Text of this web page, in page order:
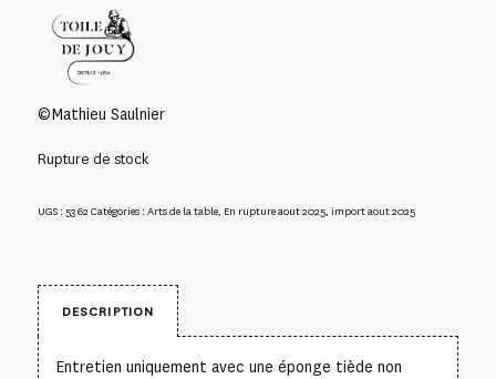
©Mathieu Saulnier
Rupture de stock
UGS : 5362Catégories :Arts de la table, En rupture aout 2025, import aout 2025
DESCRIPTION
Entretien uniquement avec une éponge tiède non